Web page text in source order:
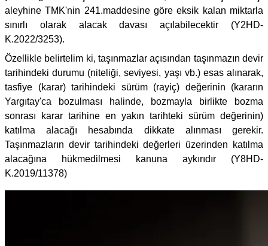
aleyhine TMK'nin 241.maddesine göre eksik kalan miktarla
sınırlı olarak alacak davası açılabilecektir (Y2HD-
K.2022/3253).
Özellikle belirtelim ki, taşınmazlar açısından taşınmazın devir
tarihindeki durumu (niteliği, seviyesi, yaşı vb.) esas alınarak,
tasfiye (karar) tarihindeki sürüm (rayiç) değerinin (kararın
Yargıtay'ca bozulması halinde, bozmayla birlikte bozma
sonrası karar tarihine en yakın tarihteki sürüm değerinin)
katılma alacağı hesabında dikkate alınması gerekir.
Taşınmazların devir tarihindeki değerleri üzerinden katılma
alacağına hükmedilmesi kanuna aykırıdır (Y8HD-
K.2019/11378)